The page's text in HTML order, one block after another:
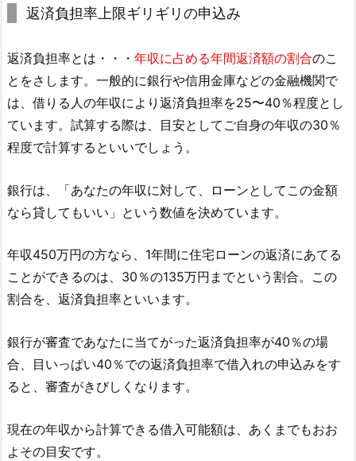
返済負担率上限ギリギリの申込み
返済負担率とは・・・ 年収に占める年間返済額の割合のこ
とをさします。一般的に銀行や信用金庫などの金融機関で
は、借りる人の年収により返済負担率を25〜40％程度とし
ています。試算する際は、目安としてご自身の年収の30％
程度で計算するといいでしょう。
銀行は、「あなたの年収に対して、ローンとしてこの金額
なら貸してもいい」という数値を決めています。
年収450万円の方なら、1年間に住宅ローンの返済にあてる
ことができるのは、30％の135万円までという割合。この
割合を、返済負担率といいます。
銀行が審査であなたに当てがった返済負担率が40％の場
合、目いっぱい40％での返済負担率で借入れの申込みをす
ると、審査がきびしくなります。
現在の年収から計算できる借入可能額は、あくまでもおお
よその目安です。